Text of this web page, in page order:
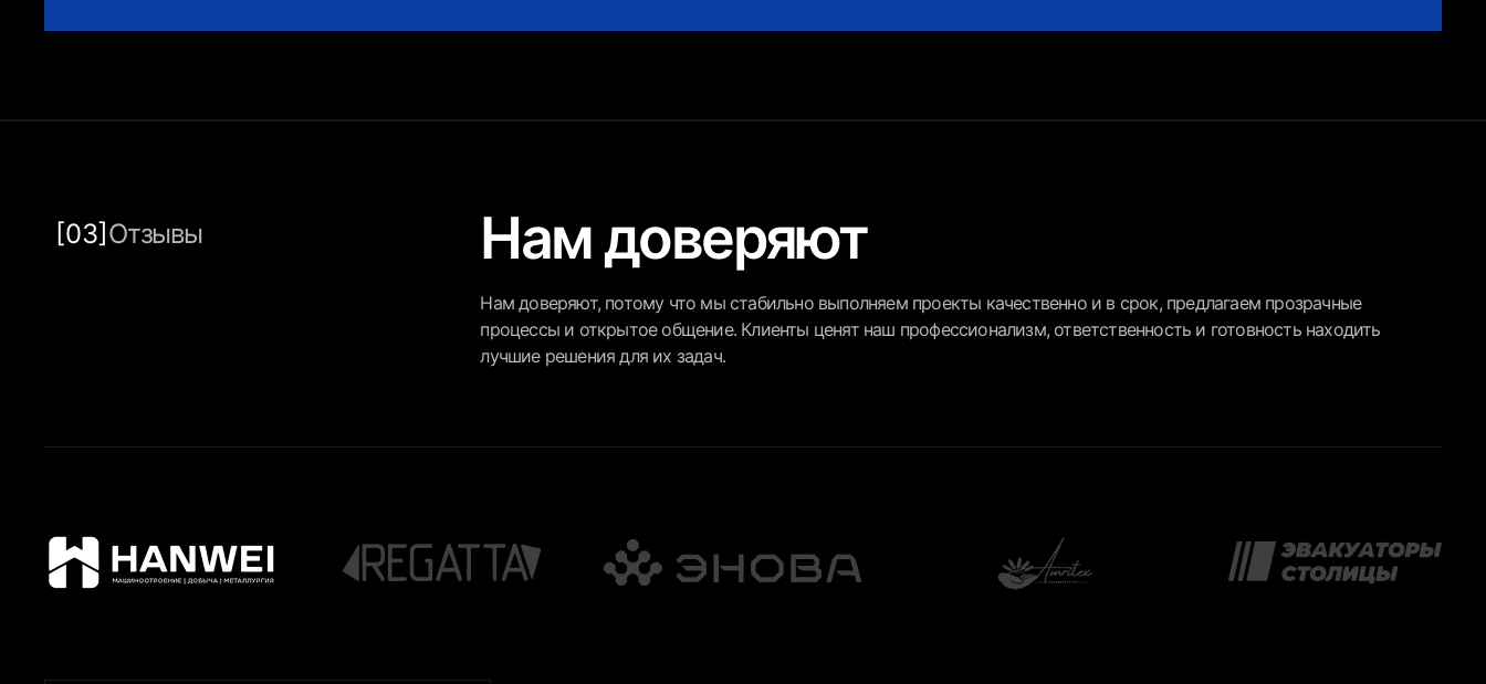
[03] Отзывы Нам доверяют
Нам доверяют, потому что мы стабильно выполняем проекты качественно и в срок, предлагаем прозрачные
процессы и открытое общение. Клиенты ценят наш профессионализм, ответственность и готовность находить
лучшие решения для их задач.